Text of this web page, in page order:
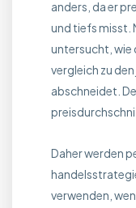
anders, da er
und tiefs misst.
untersucht, wie
vergleich zu
abschneidet.
Daher werden
verwenden,